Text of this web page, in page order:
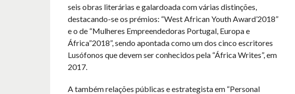
seis obras literárias e galardoada com várias distinções,
destacando-se os prémios: “West African Youth Award’2018”
e o de “Mulheres Empreendedoras Portugal, Europa e
África”2018”, sendo apontada como um dos cinco escritores
Lusófonos que devem ser conhecidos pela “África Writes”, em
2017.
A também relações públicas e estrategista em “Personal